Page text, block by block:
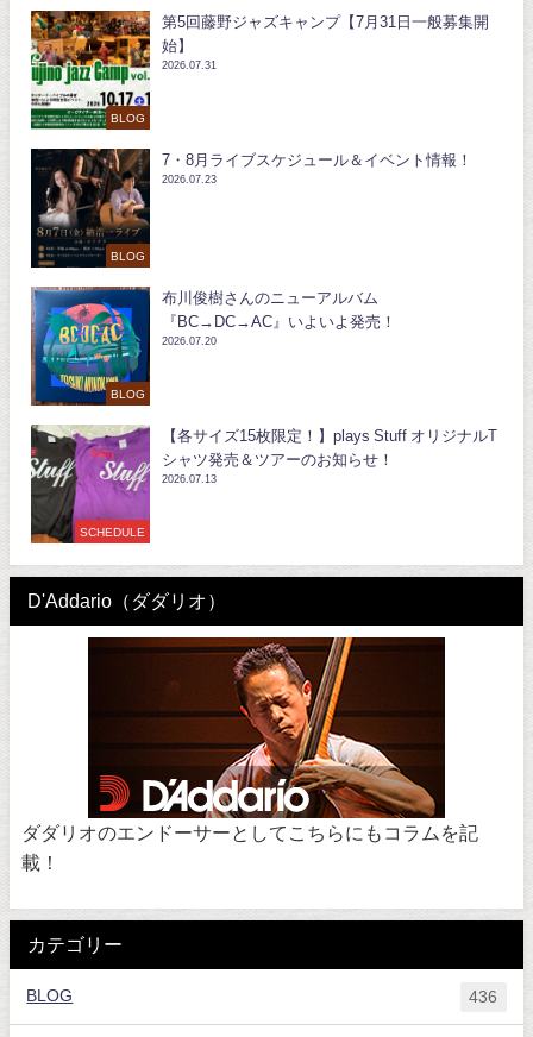
BLOG
第5回藤野ジャズキャンプ【7月31日一般募集開
始】
2026.07.31
BLOG
7・8月ライブスケジュール＆イベント情報！
2026.07.23
BLOG
布川俊樹さんのニューアルバム
『BC→DC→AC』いよいよ発売！
2026.07.20
SCHEDULE
【各サイズ15枚限定！】plays Stuff オリジナルT
シャツ発売＆ツアーのお知らせ！
2026.07.13
D'Addario（ダダリオ）
ダダリオのエンドーサーとしてこちらにもコラムを記
載！
カテゴリー
BLOG 436